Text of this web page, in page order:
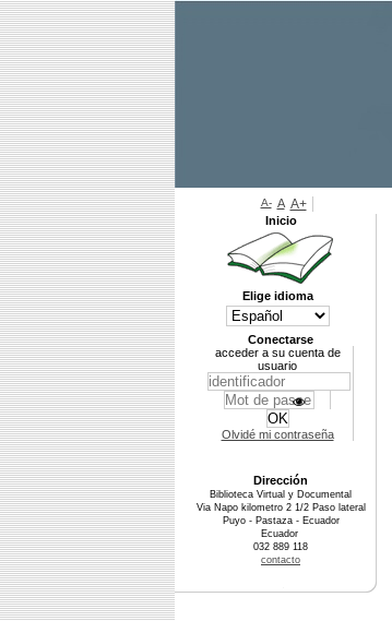
A- A A+
Inicio
Elige idioma
Conectarse
acceder a su cuenta de
usuario
Olvidé mi contraseña
Dirección
Biblioteca Virtual y Documental
Via Napo kilometro 2 1/2 Paso lateral
Puyo - Pastaza - Ecuador
Ecuador
032 889 118
contacto